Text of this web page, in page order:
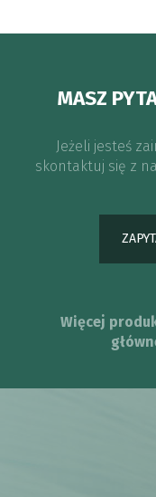
MASZ
Jeżeli jesteś
skontaktuj się z
Więcej